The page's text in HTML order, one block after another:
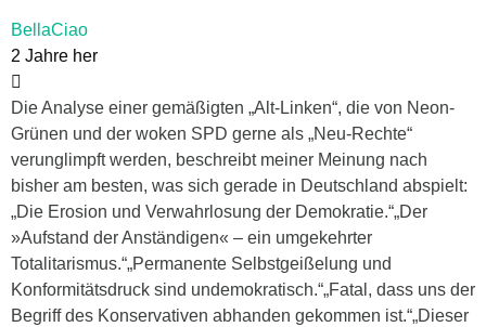
BellaCiao
2 Jahre her
Die Analyse einer gemäßigten „Alt-Linken“, die von Neon-
Grünen und der woken SPD gerne als „Neu-Rechte“
verunglimpft werden, beschreibt meiner Meinung nach
bisher am besten, was sich gerade in Deutschland abspielt:
„Die Erosion und Verwahrlosung der Demokratie.“„Der
»Aufstand der Anständigen« – ein umgekehrter
Totalitarismus.“„Permanente Selbstgeißelung und
Konformitätsdruck sind undemokratisch.“„Fatal, dass uns der
Begriff des Konservativen abhanden gekommen ist.“„Dieser